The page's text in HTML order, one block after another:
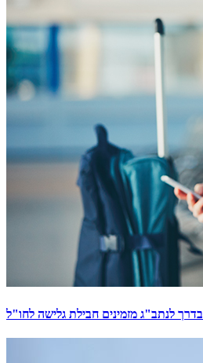
בדרך לנתב"ג מזמינים חבילת גלישה לחו"ל